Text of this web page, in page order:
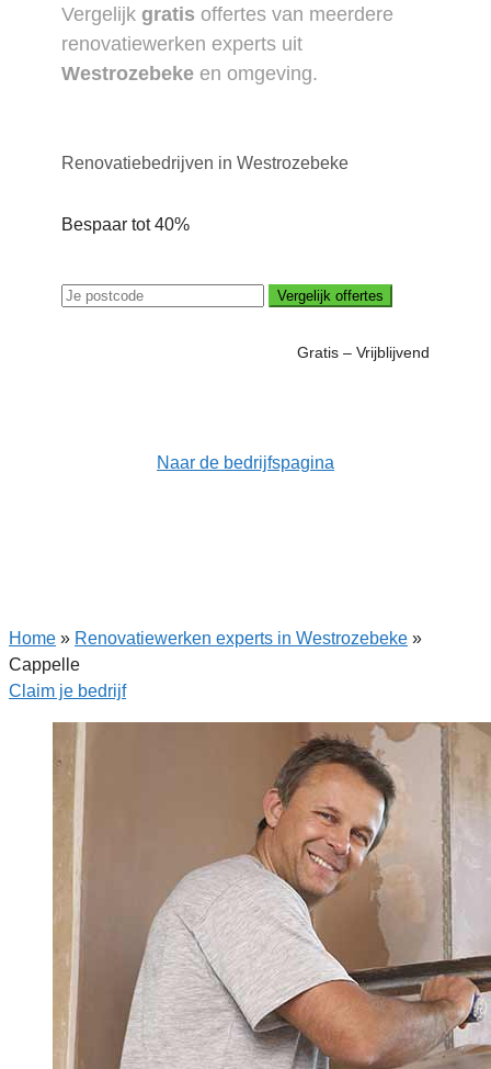
Vergelijk gratis offertes van meerdere
renovatiewerken experts uit
Westrozebeke en omgeving.
Renovatiebedrijven in Westrozebeke
Bespaar tot 40%
Vergelijk offertes
Gratis – Vrijblijvend
Naar de bedrijfspagina
Home » Renovatiewerken experts in Westrozebeke »
Cappelle
Claim je bedrijf